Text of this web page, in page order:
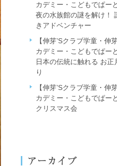
カデミー・こどもでぱーと
夜の水族館の謎を解け！
きアドベンチャー
【伸芽’Sクラブ学童・伸
カデミー・こどもでぱーと
日本の伝統に触れる お正
り
【伸芽’Sクラブ学童・伸
カデミー・こどもでぱーと
クリスマス会